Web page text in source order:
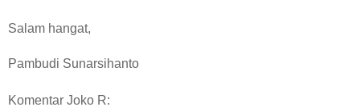
Salam hangat,
Pambudi Sunarsihanto
Komentar Joko R: